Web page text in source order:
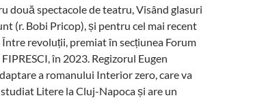
două spectacole de teatru, Visând glasuri
(r. Bobi Pricop), și pentru cel mai recent
revoluții, premiat în secțiunea Forum
în 2023. Regizorul Eugen
a romanului Interior zero, care va
Litere la Cluj-Napoca și are un